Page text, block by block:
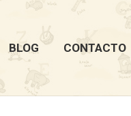
BLOG CONTACTO